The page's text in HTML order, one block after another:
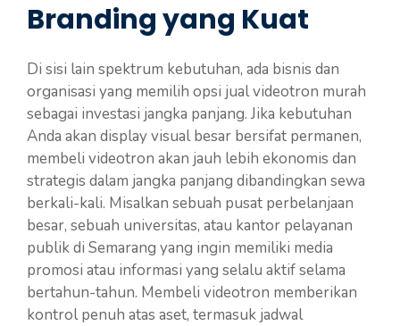
Branding yang Kuat
Di sisi lain spektrum kebutuhan, ada bisnis dan
organisasi yang memilih opsi jual videotron murah
sebagai investasi jangka panjang. Jika kebutuhan
Anda akan display visual besar bersifat permanen,
membeli videotron akan jauh lebih ekonomis dan
strategis dalam jangka panjang dibandingkan sewa
berkali-kali. Misalkan sebuah pusat perbelanjaan
besar, sebuah universitas, atau kantor pelayanan
publik di Semarang yang ingin memiliki media
promosi atau informasi yang selalu aktif selama
bertahun-tahun. Membeli videotron memberikan
kontrol penuh atas aset, termasuk jadwal